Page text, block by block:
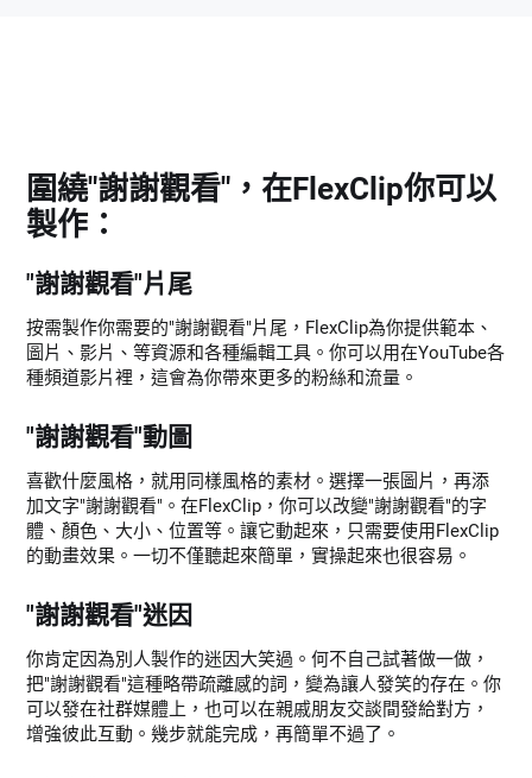
圍繞"謝謝觀看"，在FlexClip你可以
製作：
"謝謝觀看"片尾
按需製作你需要的"謝謝觀看"片尾，FlexClip為你提供範本、
圖片、影片、等資源和各種編輯工具。你可以用在YouTube各
種頻道影片裡，這會為你帶來更多的粉絲和流量。
"謝謝觀看"動圖
喜歡什麼風格，就用同樣風格的素材。選擇一張圖片，再添
加文字"謝謝觀看"。在FlexClip，你可以改變"謝謝觀看"的字
體、顏色、大小、位置等。讓它動起來，只需要使用FlexClip
的動畫效果。一切不僅聽起來簡單，實操起來也很容易。
"謝謝觀看"迷因
你肯定因為別人製作的迷因大笑過。何不自己試著做一做，
把"謝謝觀看"這種略帶疏離感的詞，變為讓人發笑的存在。你
可以發在社群媒體上，也可以在親戚朋友交談間發給對方，
增強彼此互動。幾步就能完成，再簡單不過了。